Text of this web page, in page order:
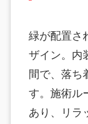
緑が配置さ
ザイン。内
間で、落ち
す。施術ル
あり、リラ